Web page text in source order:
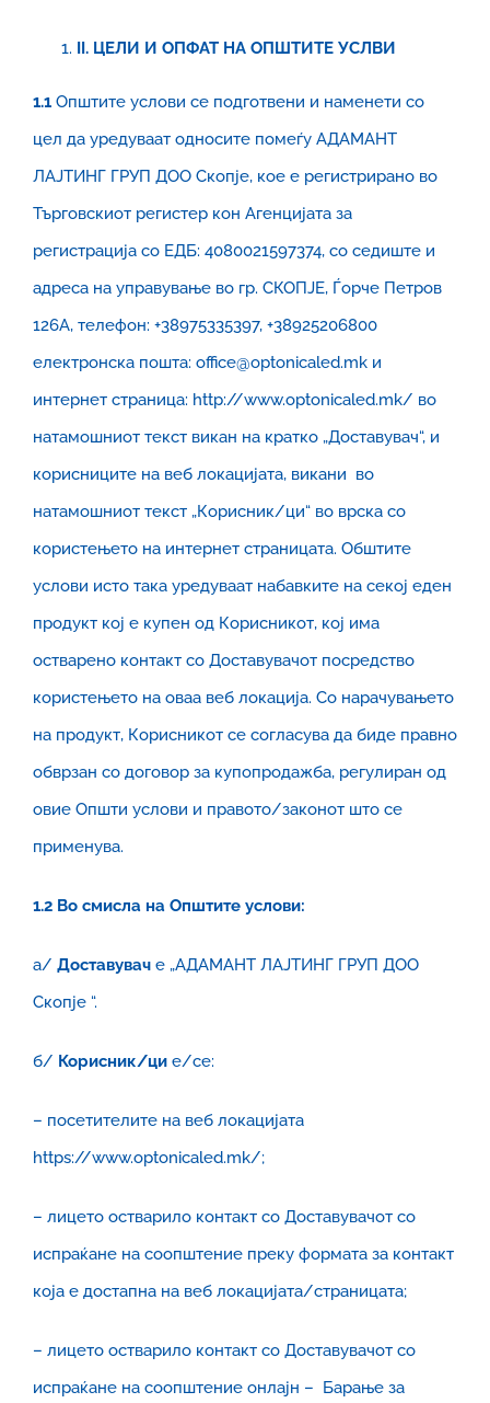
II. ЦЕЛИ И ОПФАТ НА ОПШТИТЕ УСЛВИ
1.1 Општите услови се подготвени и наменети со
цел да уредуваат односите помеѓу АДАМАНТ
ЛАЈТИНГ ГРУП ДОО Скопје, кое е регистрирано во
Търговскиот регистер кон Агенцијата за
регистрација со ЕДБ: 4080021597374, со седиште и
адреса на управување во гр. СКОПЈЕ, Ѓорче Петров
126А, телефон: +38975335397, +38925206800
електронска пошта: office@optonicaled.mk и
интернет страница: http://www.optonicaled.mk/ во
натамошниот текст викан на кратко „Доставувач“, и
корисниците на веб локацијата, викани во
натамошниот текст „Корисник/ци“ во врска со
користењето на интернет страницата. Обштите
услови исто така уредуваат набавките на секој еден
продукт кој е купен од Корисникот, кој има
остварено контакт со Доставувачот посредство
користењето на оваа веб локација. Со нарачувањето
на продукт, Корисникот се согласува да биде правно
обврзан со договор за купопродажба, регулиран од
овие Општи услови и правото/законот што се
применува.
1.2 Во смисла на Општите услови:
а/ Доставувач е „АДАМАНТ ЛАЈТИНГ ГРУП ДОО
Скопје “.
б/ Корисник/ци е/се:
– посетителите на веб локацијата
https://www.optonicaled.mk/;
– лицето остварило контакт со Доставувачот со
испраќане на соопштение преку формата за контакт
која е достапна на веб локацијата/страницата;
– лицето остварило контакт со Доставувачот со
испраќане на соопштение онлајн – Барање за